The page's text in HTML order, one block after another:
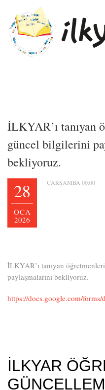
İLKYAR’ı tanıyan
güncel bilgilerini
bekliyoruz.
28
OCA
2026
ÇARŞAMBA 00:00
İLKYAR’ı tanıyan
paylaşmalarını bekliyoruz.
https://docs.google.com/